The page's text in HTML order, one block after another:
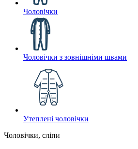
Чоловічки
Чоловічки з зовнішніми швами
Утеплені чоловічки
Чоловічки, сліпи